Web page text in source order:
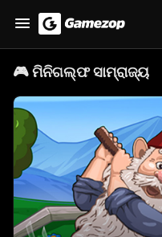
🎮ମିନିଗଲ୍ଫ ସାମ୍ରାଜ୍ୟ